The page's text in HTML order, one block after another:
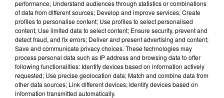
enregistre 107 dossiers de demande
d’indemnisation, contre 161 au 31
août 2014. Le département le plus
touché reste l’Ariège.
Publié : 30 septembre 2015 à 8h21
performance; Understand audiences through statistics or combinations
of data from different sources; Develop and improve services; Create
profiles to personalise content; Use profiles to select personalised
content; Use limited data to select content; Ensure security, prevent and
detect fraud, and fix errors; Deliver and present advertising and content;
Save and communicate privacy choices. These technologies may
process personal data such as IP address and browsing data to offer
following functionalities: Identify devices based on information actively
requested; Use precise geolocation data; Match and combine data from
other data sources; Link different devices; Identify devices based on
information transmitted automatically.